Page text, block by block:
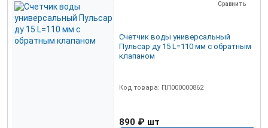
Сравнить
Счетчик воды универсальный
Пульсар ду 15 L=110 мм с обратным
клапаном
Код товара: ПЛ000000862
890 ₽ шт